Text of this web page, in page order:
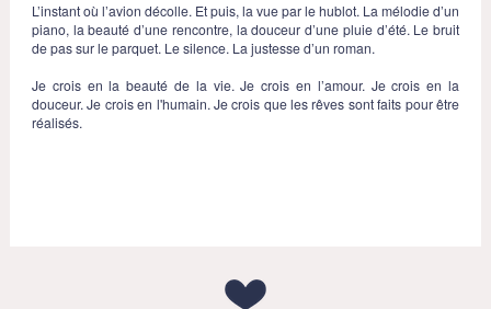
L’instant où l’avion décolle. Et puis, la vue par le hublot. La mélodie d’un
piano, la beauté d’une rencontre, la douceur d’une pluie d’été. Le bruit
de pas sur le parquet. Le silence. La justesse d’un roman.
Je crois en la beauté de la vie. Je crois en l’amour. Je crois en la
douceur. Je crois en l'humain. Je crois que les rêves sont faits pour être
réalisés.